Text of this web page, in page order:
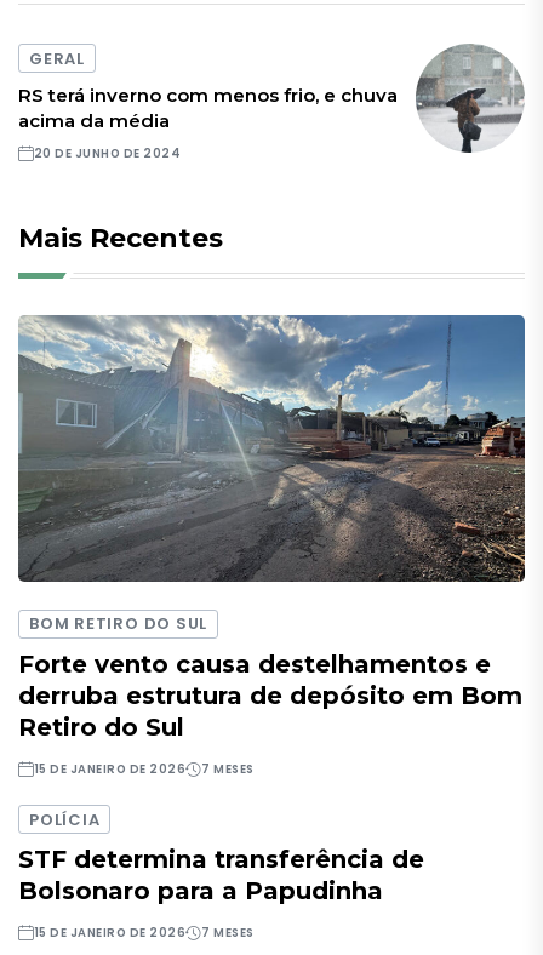
GERAL
RS terá inverno com menos frio, e chuva
acima da média
20 DE JUNHO DE 2024
Mais Recentes
BOM RETIRO DO SUL
Forte vento causa destelhamentos e
derruba estrutura de depósito em Bom
Retiro do Sul
15 DE JANEIRO DE 2026 7 MESES
POLÍCIA
STF determina transferência de
Bolsonaro para a Papudinha
15 DE JANEIRO DE 2026 7 MESES